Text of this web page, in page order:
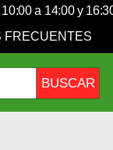
a 14:00 y
FRECUENTES